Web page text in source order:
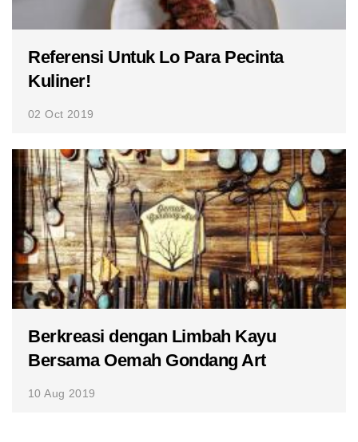
Referensi Untuk Lo Para Pecinta
Kuliner!
02 Oct 2019
Berkreasi dengan Limbah Kayu
Bersama Oemah Gondang Art
10 Aug 2019